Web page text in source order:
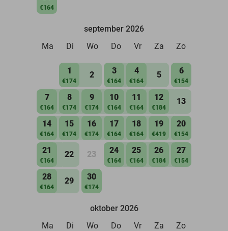
€164
september 2026
Ma
Di Wo Do Vr Za Zo
1
€174
2 3
€164
4
€164
5 6
€154
7
€164
8
€174
9
€174
10
€164
11
€164
12
€184
13
14
€164
15
€174
16
€174
17
€164
18
€164
19
€419
20
€154
21
€164
22 23 24
€164
25
€164
26
€184
27
€154
28
€164
29 30
€174
oktober 2026
Ma
Di Wo Do Vr Za Zo